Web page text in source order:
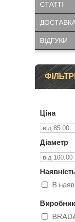
СТАТТІ
ВІДГУКИ
Ціна
Діаметр
В
Виробник